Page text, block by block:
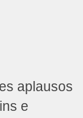
aplausos
e